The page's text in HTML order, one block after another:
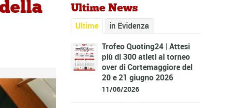
Ultime News
Ultime
in Evidenza
Trofeo Quoting24 | Attesi
più di 300 atleti al torneo
over di Cortemaggiore del
20 e 21 giugno 2026
11/06/2026